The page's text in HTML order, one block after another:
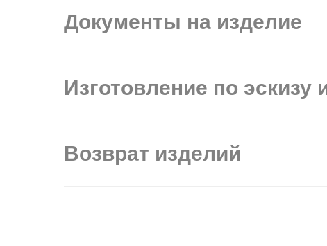
Документы на изделие
Изготовление по эскизу
Возврат изделий